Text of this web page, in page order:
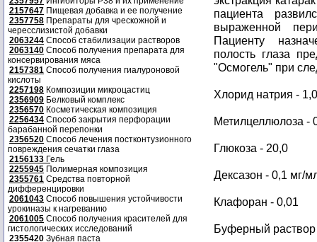
2157647 Пищевая добавка и ее получение
2357758 Препараты для чрескожной и
чересслизистой добавки
2063244 Способ стабилизации растворов
2063140 Способ получения препарата для
консервирования мяса
2157381 Способ получения гиалуроновой
кислоты
2257198 Композиции микроцастиц
2356909 Белковый комплекс
2356570 Косметическая композиция
2256434 Способ закрытия перфорации
барабанной перепонки
2356520 Способ лечения постконтузионного
повреждения сечатки глаза
2156133 Гель
2255945 Полимерная композиция
2355761 Средства повторной
дифференцировки
2061043 Способ повышения устойчивости
урокиназы к нагреванию
2061005 Способ получения красителей для
гистологических исследований
2355420 Зубная паста
пациента
выраженной
Пациенту
полость глаза
"Осмогель" при
Хлорид натрия - 1,0
Метилцеллюлоза -
Глюкоза - 20,0
Дексазон - 0,1 мг/
Клафоран - 0,01
Буферный